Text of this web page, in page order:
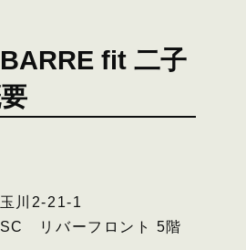
fit 二子
川2-21-1
SC リバーフロント 5階